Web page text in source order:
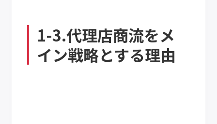
1-3.代理店商流をメ
イン戦略とする理由